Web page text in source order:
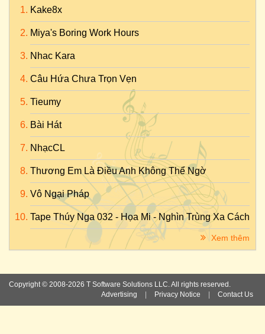
Kake8x
Miya's Boring Work Hours
Nhac Kara
Câu Hứa Chưa Trọn Vẹn
Tieumy
Bài Hát
NhạcCL
Thương Em Là Điều Anh Không Thể Ngờ
Vô Ngại Pháp
Tape Thúy Nga 032 - Họa Mi - Nghìn Trùng Xa Cách
Xem thêm
Copyright © 2008-2026 T Software Solutions LLC. All rights reserved.
Advertising
Privacy Notice Contact Us